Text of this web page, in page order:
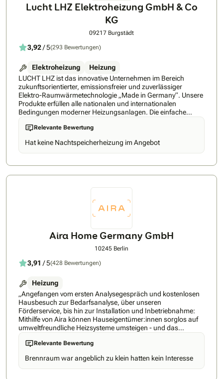
Lucht LHZ Elektroheizung GmbH & Co
KG
09217 Burgstädt
3,92/ 5(293 Bewertungen)
Elektroheizung
Heizung
LUCHT LHZ ist das innovative Unternehmen im Bereich
zukunftsorientierter, emissionsfreier und zuverlässiger
Elektro-Raumwärmetechnologie „Made in Germany“. Unsere
Produkte erfüllen alle nationalen und internationalen
Bedingungen moderner Heizungsanlagen. Die einfache
Kopplungsmöglichkeit mit Strom aus erneuerbarer Energie,
sowie unsere Ergebnisse aus Forschung und Entwicklung
sichern, dass unsere Top-Produkte ganz vorn sind.
Das dürfen unsere Kunden weltweit erwarten. Seit 30 Jahren.
Heute & Morgen. Jeden Tag. Die Firma Lucht LHZ
Heizsystemen erfolgt seit 1995 in Hartmannsdorf/Burgstädt.
über 32 Ländern. Zum Produktportfolio zählen u.a. Flächen-
Speicherheizungen, Designheizungen, Badheizkörper,
unserer Produkte erfolgt an unseren Standorten
Hartmannsdorf und Burgstädt. Videos zur Firma und den
Relevante Bewertung
Hat keine Nachtspeicherheizung im Angebot
Aira Home Germany GmbH
10245 Berlin
3,91 / 5(428 Bewertungen)
Heizung
„Angefangen vom ersten Analysegespräch und kostenlosen
Hausbesuch zur Bedarfsanalyse, über unseren
Förderservice, bis hin zur Installation und Inbetriebnahme:
Mithilfe von Aira können Hauseigentümer:innen sorglos auf
umweltfreundliche Heizsysteme umsteigen - und das
Innerhalb von nur wenigen Wochen nach
Auftragsbestätigung. Mit dem Aira All-Inclusive-Plan erhältst
du eine 15-jährige Komfort-Garantie (inkl. Produkt- und
Leistungsgarantie), die Aira App mit der von überall und
jederzeit die Wärmepumpe gesteuert werden kann (Aira
Relevante Bewertung
Brennraum war angeblich zu klein hatten kein Interesse